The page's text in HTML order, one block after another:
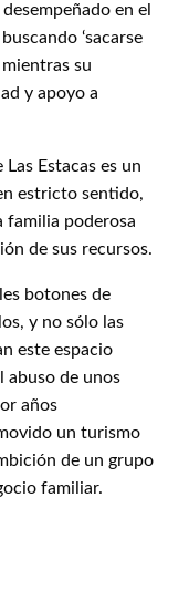
en el
‘sacarse
mientras su
y apoyo a
Estacas es un
estricto sentido,
familia poderosa
de sus recursos.
botones de
y no sólo las
este espacio
abuso de unos
años
un turismo
de un grupo
familiar.